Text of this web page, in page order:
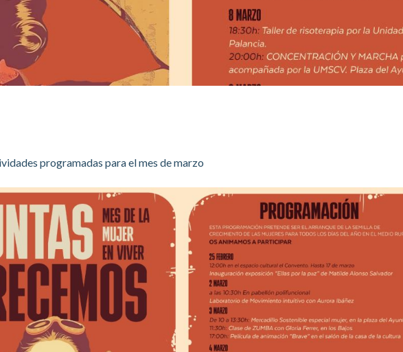
programadas para el mes de marzo